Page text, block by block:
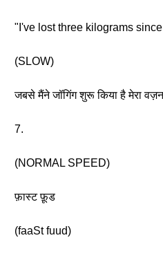
"I've lost three kilograms
(SLOW)
जबसे मैंने जॉगिंग शुरू किया है मेरा
7.
(NORMAL SPEED)
फ़ास्ट फ़ूड
(faaSt fuud)